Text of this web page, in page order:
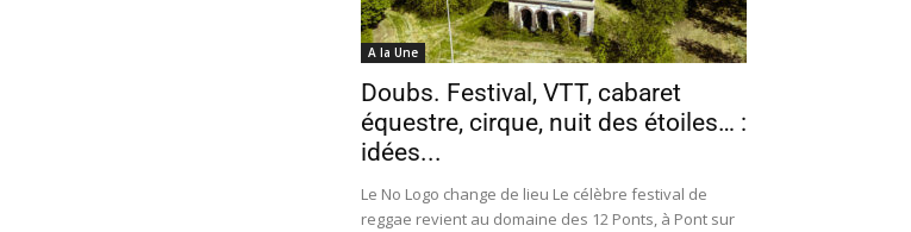
A la Une
Doubs. Festival, VTT, cabaret
équestre, cirque, nuit des étoiles… :
idées...
Le No Logo change de lieu Le célèbre festival de
reggae revient au domaine des 12 Ponts, à Pont sur